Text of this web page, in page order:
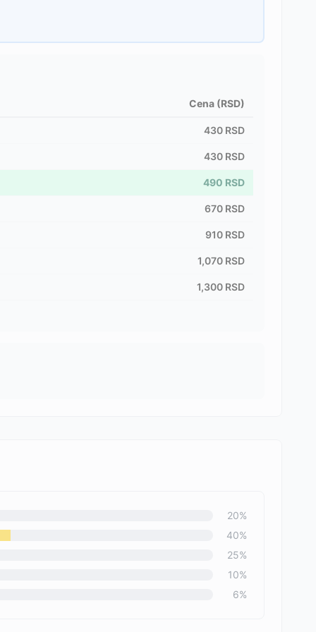
Cena (RSD)
430 RSD
430 RSD
490 RSD
670 RSD
910 RSD
1,070 RSD
1,300 RSD
20%
40%
25%
10%
6%